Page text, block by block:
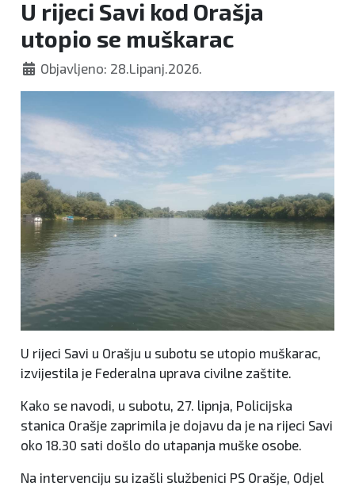
U rijeci Savi kod Orašja
utopio se muškarac
Objavljeno: 28.Lipanj.2026.
U rijeci Savi u Orašju u subotu se utopio muškarac,
izvijestila je Federalna uprava civilne zaštite.
Kako se navodi, u subotu, 27. lipnja, Policijska
stanica Orašje zaprimila je dojavu da je na rijeci Savi
oko 18.30 sati došlo do utapanja muške osobe.
Na intervenciju su izašli službenici PS Orašje, Odjel